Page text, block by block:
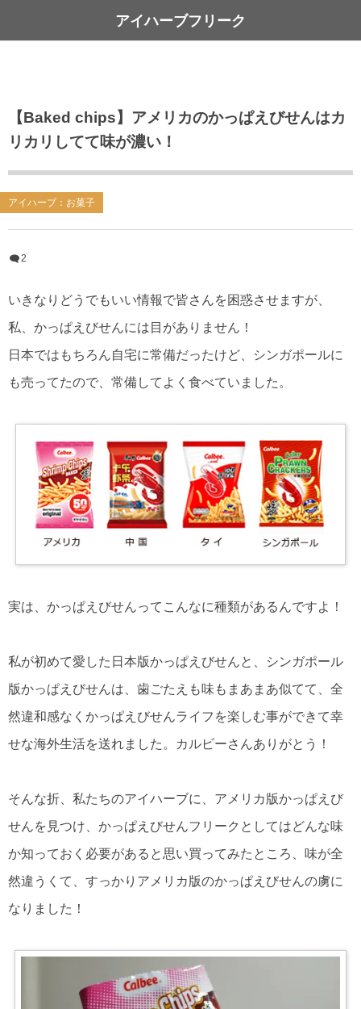
アイハーブフリーク
【Baked chips】アメリカのかっぱえびせんはカ
リカリしてて味が濃い！
アイハーブ：お菓子
2
いきなりどうでもいい情報で皆さんを困惑させますが、
私、かっぱえびせんには目がありません！
日本ではもちろん自宅に常備だったけど、シンガポールに
も売ってたので、常備してよく食べていました。
実は、かっぱえびせんってこんなに種類があるんですよ！
私が初めて愛した日本版かっぱえびせんと、シンガポール
版かっぱえびせんは、歯ごたえも味もまあまあ似てて、全
然違和感なくかっぱえびせんライフを楽しむ事ができて幸
せな海外生活を送れました。カルビーさんありがとう！
そんな折、私たちのアイハーブに、アメリカ版かっぱえび
せんを見つけ、かっぱえびせんフリークとしてはどんな味
か知っておく必要があると思い買ってみたところ、味が全
然違うくて、すっかりアメリカ版のかっぱえびせんの虜に
なりました！